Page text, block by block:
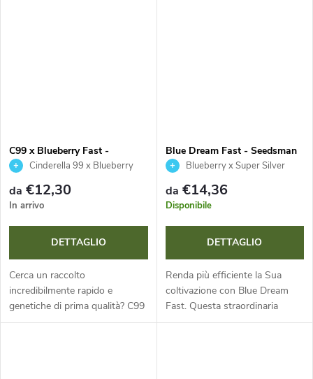
C99 x Blueberry Fast -
Seedsman
Cinderella 99 x Blueberry
da €12,30
In arrivo
DETTAGLIO
Cerca un raccolto
incredibilmente rapido e
genetiche di prima qualità? C99
x Blueberry Fast è una varietà a
Blue Dream Fast - Seedsman
Blueberry x Super Silver
Haze
da €14,36
Disponibile
DETTAGLIO
Renda più efficiente la Sua
coltivazione con Blue Dream
Fast. Questa straordinaria
annuale a dominanza sativa